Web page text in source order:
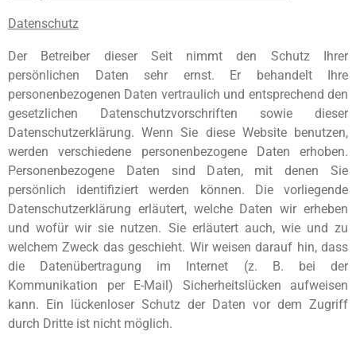
Datenschutz
Der Betreiber dieser Seit nimmt den Schutz Ihrer
persönlichen Daten sehr ernst. Er behandelt Ihre
personenbezogenen Daten vertraulich und entsprechend den
gesetzlichen Datenschutzvorschriften sowie dieser
Datenschutzerklärung. Wenn Sie diese Website benutzen,
werden verschiedene personenbezogene Daten erhoben.
Personenbezogene Daten sind Daten, mit denen Sie
persönlich identifiziert werden können. Die vorliegende
Datenschutzerklärung erläutert, welche Daten wir erheben
und wofür wir sie nutzen. Sie erläutert auch, wie und zu
welchem Zweck das geschieht. Wir weisen darauf hin, dass
die Datenübertragung im Internet (z. B. bei der
Kommunikation per E-Mail) Sicherheitslücken aufweisen
kann. Ein lückenloser Schutz der Daten vor dem Zugriff
durch Dritte ist nicht möglich.